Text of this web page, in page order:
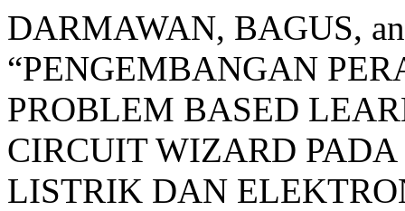
DARMAWAN, BAGUS,
“PENGEMBANGAN
PROBLEM BASED
CIRCUIT WIZARD
LISTRIK DAN